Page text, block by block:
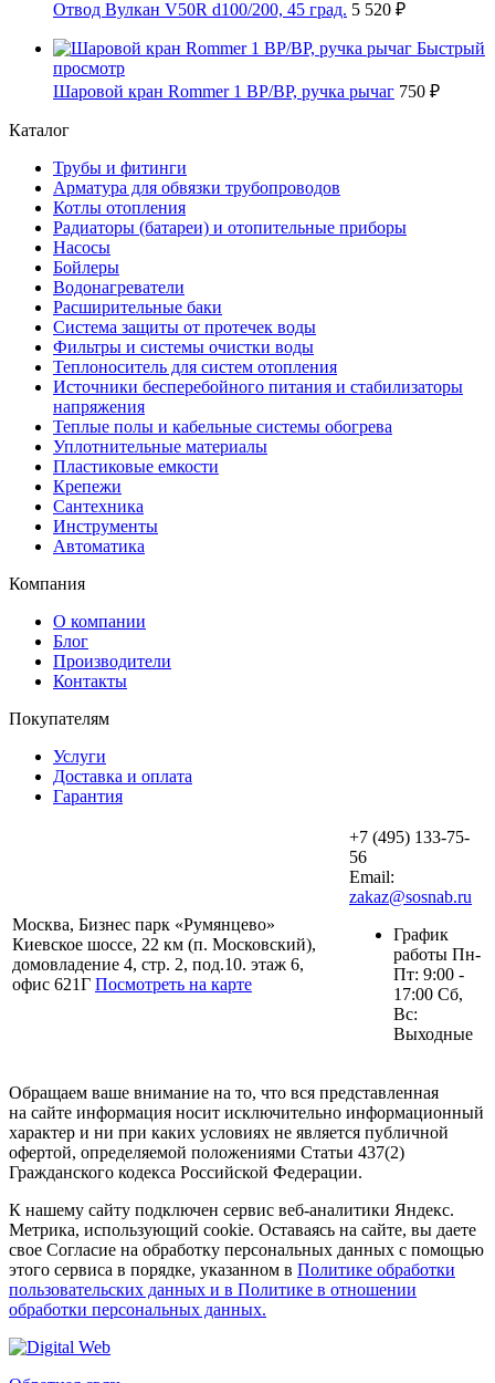
Отвод Вулкан V50R d100/200, 45 град. 5 520 ₽
Быстрый
просмотр
Шаровой кран Rommer 1 ВР/ВР, ручка рычаг 750 ₽
Каталог
Трубы и фитинги
Арматура для обвязки трубопроводов
Котлы отопления
Радиаторы (батареи) и отопительные приборы
Насосы
Бойлеры
Водонагреватели
Расширительные баки
Система защиты от протечек воды
Фильтры и системы очистки воды
Теплоноситель для систем отопления
Источники бесперебойного питания и стабилизаторы
напряжения
Теплые полы и кабельные системы обогрева
Уплотнительные материалы
Пластиковые емкости
Крепежи
Сантехника
Инструменты
Автоматика
Компания
О компании
Блог
Производители
Контакты
Покупателям
Услуги
Доставка и оплата
Гарантия
Москва, Бизнес парк «Румянцево»
Киевское шоссе, 22 км (п. Московский),
домовладение 4, стр. 2, под.10. этаж 6,
офис 621Г Посмотреть на карте
+7 (495) 133-75-
56
Email:
zakaz@sosnab.ru
График
работы Пн-
Пт: 9:00 -
17:00 Сб,
Вс:
Выходные
Обращаем ваше внимание на то, что вся представленная
на сайте информация носит исключительно информационный
характер и ни при каких условиях не является публичной
офертой, определяемой положениями Статьи 437(2)
Гражданского кодекса Российской Федерации.
К нашему сайту подключен сервис веб-аналитики Яндекс.
Метрика, использующий cookie. Оставаясь на сайте, вы даете
свое Согласие на обработку персональных данных с помощью
этого сервиса в порядке, указанном в Политике обработки
пользовательских данных и в Политике в отношении
обработки персональных данных.